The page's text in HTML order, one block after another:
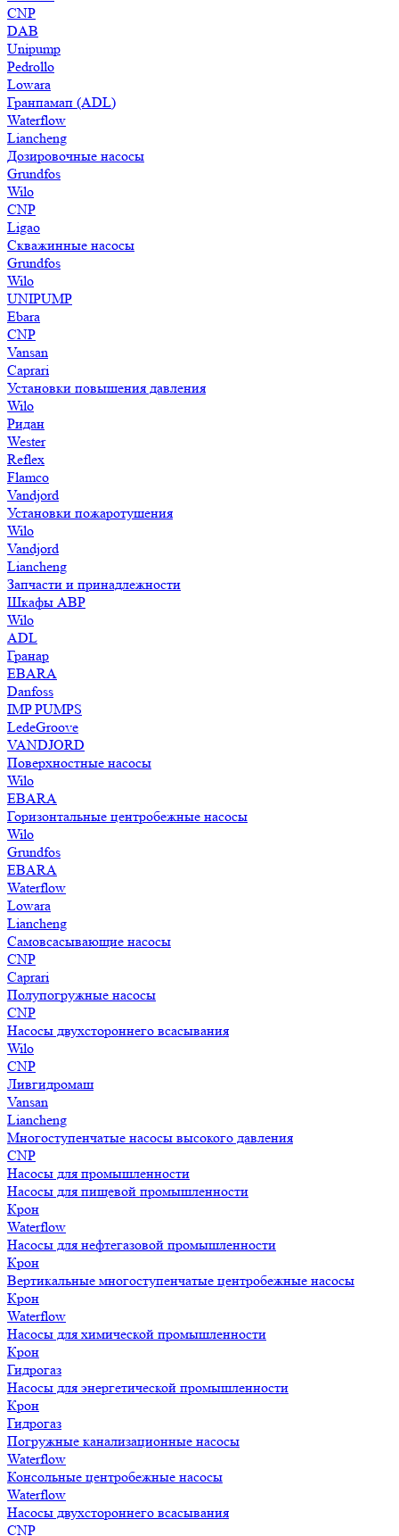
CNP
DAB
Unipump
Pedrollo
Lowara
Гранпамап (ADL)
Waterflow
Liancheng
Дозировочные насосы
Grundfos
Wilo
CNP
Ligao
Скважинные насосы
Grundfos
Wilo
UNIPUMP
Ebara
CNP
Vansan
Caprari
Установки повышения давления
Wilo
Ридан
Wester
Reflex
Flamco
Vandjord
Установки пожаротушения
Wilo
Vandjord
Liancheng
Запчасти и принадлежности
Шкафы АВР
Wilo
ADL
Гранар
EBARA
Danfoss
IMP PUMPS
LedeGroove
VANDJORD
Поверхностные насосы
Wilo
EBARA
Горизонтальные центробежные насосы
Wilo
Grundfos
EBARA
Waterflow
Lowara
Liancheng
Самовсасывающие насосы
CNP
Caprari
Полупогружные насосы
CNP
Насосы двухстороннего всасывания
Wilo
CNP
Ливгидромаш
Vansan
Liancheng
Многоступенчатые насосы высокого давления
CNP
Насосы для промышленности
Насосы для пищевой промышленности
Крон
Waterflow
Насосы для нефтегазовой промышленности
Крон
Вертикальные многоступенчатые центробежные насосы
Крон
Waterflow
Насосы для химической промышленности
Крон
Гидрогаз
Насосы для энергетической промышленности
Крон
Гидрогаз
Погружные канализационные насосы
Waterflow
Консольные центробежные насосы
Waterflow
Насосы двухстороннего всасывания
CNP